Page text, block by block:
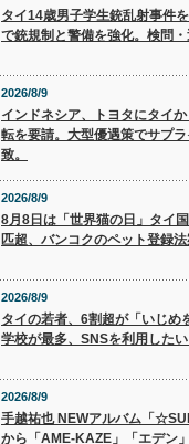
タイ14歳男子学生銃乱射事件
で銃規制と警備を強化。検問・
2026/8/9
インドネシア、トヨタにタイ
転を要請。大型優遇策でサプ
致。
2026/8/9
8月8日は「世界猫の日」タイ
匹超、バンコクのペット登録法
2026/8/9
タイの若者、6割超が「いじめ
学校が最多、SNSを利用したい
2026/8/9
手越祐也 NEWアルバム「
から「AME-KAZE」「エデン